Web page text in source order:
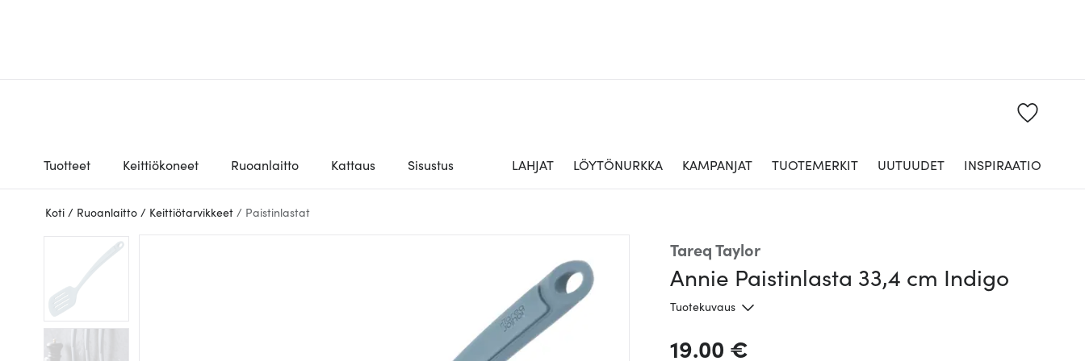
Tuotteet Keittiökoneet Ruoanlaitto Kattaus Sisustus LAHJAT LÖYTÖNURKKA KAMPANJAT TUOTEMERKIT UUTUUDET INSPIRAATIO
Koti / Ruoanlaitto / Keittiötarvikkeet / Paistinlastat
Tareq Taylor
Annie Paistinlasta 33,4 cm Indigo
Tuotekuvaus
19.00 €